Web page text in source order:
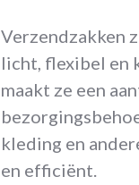
Verzendzakken
licht, flexibel en
maakt ze een
kleding en
en efficiënt.